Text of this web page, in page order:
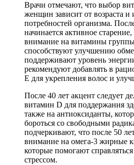
Врачи отмечают, что выбор
женщин зависит от возраста
потребностей организма.
начинается активное
внимание на витамины
способствуют улучшению
поддерживают уровень
рекомендуют добавлять в
E для укрепления волос и
После 40 лет акцент следует
витамин D для поддержания
также на антиоксиданты,
бороться со свободными
подчеркивают, что после 50
внимание на омега-3 жирные
которые помогают
стрессом.